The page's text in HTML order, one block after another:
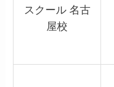
スクール 名古
屋校